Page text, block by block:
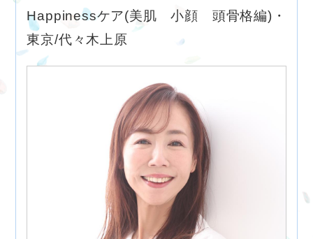
Happinessケア(美肌 小顔 頭骨格編)・
東京/代々木上原